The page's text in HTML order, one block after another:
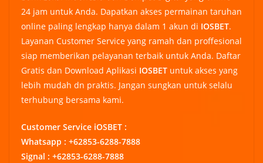
24 jam untuk Anda. Dapatkan akses permainan taruhan
online paling lengkap hanya dalam 1 akun di IOSBET.
Layanan Customer Service yang ramah dan proffesional
siap memberikan pelayanan terbaik untuk Anda. Daftar
Gratis dan Download Aplikasi IOSBET untuk akses yang
lebih mudah dn praktis. Jangan sungkan untuk selalu
terhubung bersama kami.
Customer Service iOSBET :
Whatsapp : +62853-6288-7888
Signal : +62853-6288-7888